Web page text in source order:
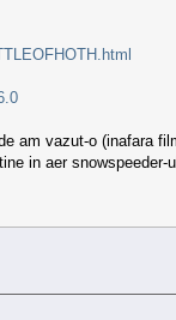
am vazut-o (inafara
in aer snowspeeder-